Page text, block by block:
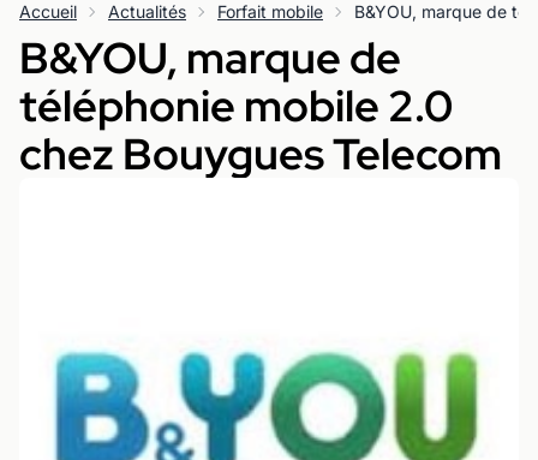
Accueil Actualités Forfait mobile
B&YOU, marque de
téléphonie mobile 2.0
chez Bouygues Telecom